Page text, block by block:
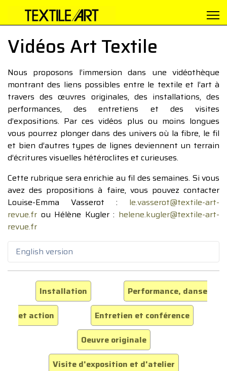
Vidéos Art Textile
Nous proposons l’immersion dans une vidéothèque
montrant des liens possibles entre le textile et l’art à
travers des œuvres originales, des installations, des
performances, des entretiens et des visites
d’expositions. Par ces vidéos plus ou moins longues
vous pourrez plonger dans des univers où la fibre, le fil
et bien d’autres types de lignes deviennent un terrain
d’écritures visuelles hétéroclites et curieuses.
Cette rubrique sera enrichie au fil des semaines. Si vous
avez des propositions à faire, vous pouvez contacter
Louise-Emma Vasserot : le.vasserot@textile-art-
revue.fr ou Hélène Kugler : helene.kugler@textile-art-
revue.fr
English version
Installation
Performance, danse
et action
Entretien et conférence
Oeuvre originale
Visite d'exposition et d'atelier